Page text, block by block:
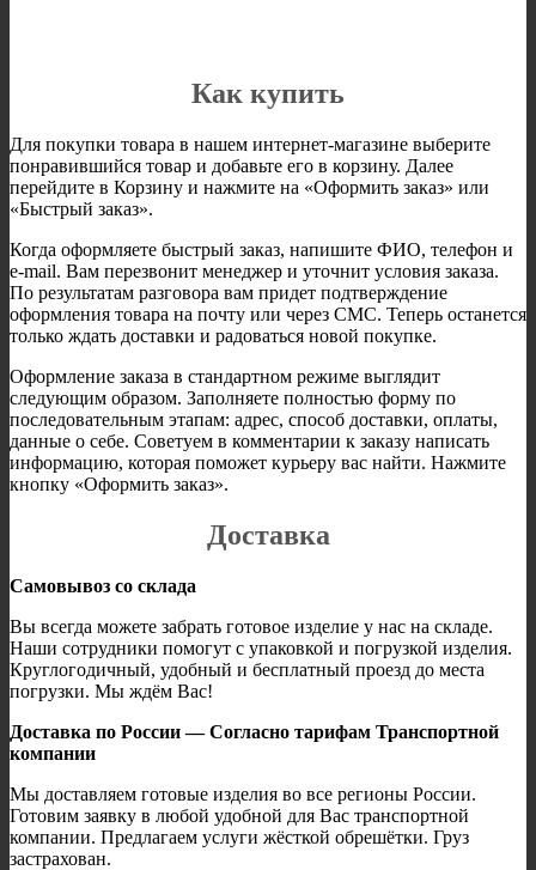
Как купить
Для покупки товара в нашем интернет-магазине выберите
понравившийся товар и добавьте его в корзину. Далее
перейдите в Корзину и нажмите на «Оформить заказ» или
«Быстрый заказ».
Когда оформляете быстрый заказ, напишите ФИО, телефон и
e-mail. Вам перезвонит менеджер и уточнит условия заказа.
По результатам разговора вам придет подтверждение
оформления товара на почту или через СМС. Теперь останется
только ждать доставки и радоваться новой покупке.
Оформление заказа в стандартном режиме выглядит
следующим образом. Заполняете полностью форму по
последовательным этапам: адрес, способ доставки, оплаты,
данные о себе. Советуем в комментарии к заказу написать
информацию, которая поможет курьеру вас найти. Нажмите
кнопку «Оформить заказ».
Доставка
Самовывоз со склада
Вы всегда можете забрать готовое изделие у нас на складе.
Наши сотрудники помогут с упаковкой и погрузкой изделия.
Круглогодичный, удобный и бесплатный проезд до места
погрузки. Мы ждём Вас!
Доставка по России — Согласно тарифам Транспортной
компании
Мы доставляем готовые изделия во все регионы России.
Готовим заявку в любой удобной для Вас транспортной
компании. Предлагаем услуги жёсткой обрешётки. Груз
застрахован.